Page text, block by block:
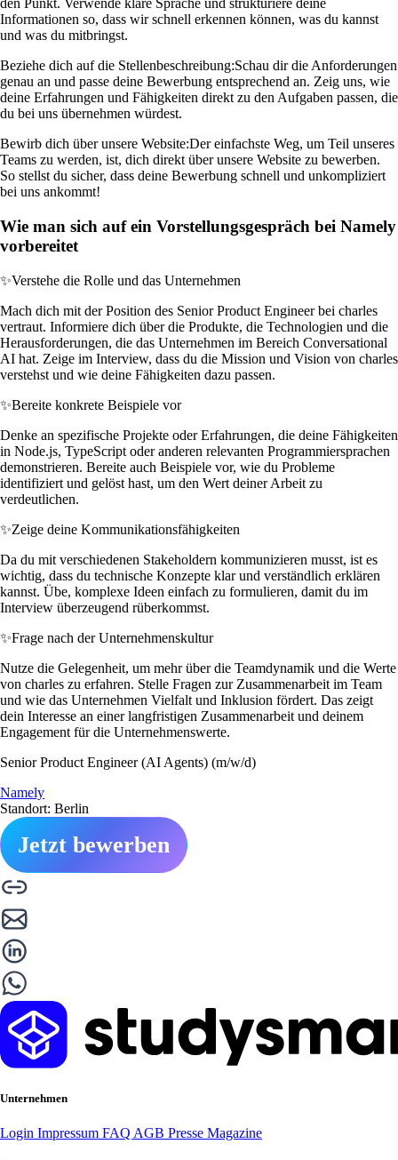
den Punkt. Verwende klare Sprache und strukturiere deine
Informationen so, dass wir schnell erkennen können, was du kannst
und was du mitbringst.
Beziehe dich auf die Stellenbeschreibung:Schau dir die Anforderungen
genau an und passe deine Bewerbung entsprechend an. Zeig uns, wie
deine Erfahrungen und Fähigkeiten direkt zu den Aufgaben passen, die
du bei uns übernehmen würdest.
Bewirb dich über unsere Website:Der einfachste Weg, um Teil unseres
Teams zu werden, ist, dich direkt über unsere Website zu bewerben.
So stellst du sicher, dass deine Bewerbung schnell und unkompliziert
bei uns ankommt!
Wie man sich auf ein Vorstellungsgespräch bei Namely
vorbereitet
✨Verstehe die Rolle und das Unternehmen
Mach dich mit der Position des Senior Product Engineer bei charles
vertraut. Informiere dich über die Produkte, die Technologien und die
Herausforderungen, die das Unternehmen im Bereich Conversational
AI hat. Zeige im Interview, dass du die Mission und Vision von charles
verstehst und wie deine Fähigkeiten dazu passen.
✨Bereite konkrete Beispiele vor
Denke an spezifische Projekte oder Erfahrungen, die deine Fähigkeiten
in Node.js, TypeScript oder anderen relevanten Programmiersprachen
demonstrieren. Bereite auch Beispiele vor, wie du Probleme
identifiziert und gelöst hast, um den Wert deiner Arbeit zu
verdeutlichen.
✨Zeige deine Kommunikationsfähigkeiten
Da du mit verschiedenen Stakeholdern kommunizieren musst, ist es
wichtig, dass du technische Konzepte klar und verständlich erklären
kannst. Übe, komplexe Ideen einfach zu formulieren, damit du im
Interview überzeugend rüberkommst.
✨Frage nach der Unternehmenskultur
Nutze die Gelegenheit, um mehr über die Teamdynamik und die Werte
von charles zu erfahren. Stelle Fragen zur Zusammenarbeit im Team
und wie das Unternehmen Vielfalt und Inklusion fördert. Das zeigt
dein Interesse an einer langfristigen Zusammenarbeit und deinem
Engagement für die Unternehmenswerte.
Senior Product Engineer (AI Agents) (m/w/d)
Namely
Standort: Berlin
Jetzt bewerben
Unternehmen
Login Impressum FAQ AGB Presse Magazine